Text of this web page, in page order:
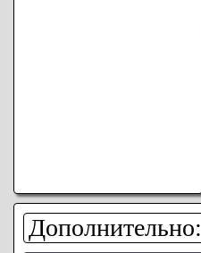
Дополнительно: